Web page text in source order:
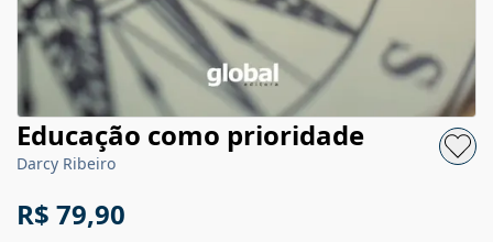
Educação como prioridade
Darcy Ribeiro
R$ 79,90